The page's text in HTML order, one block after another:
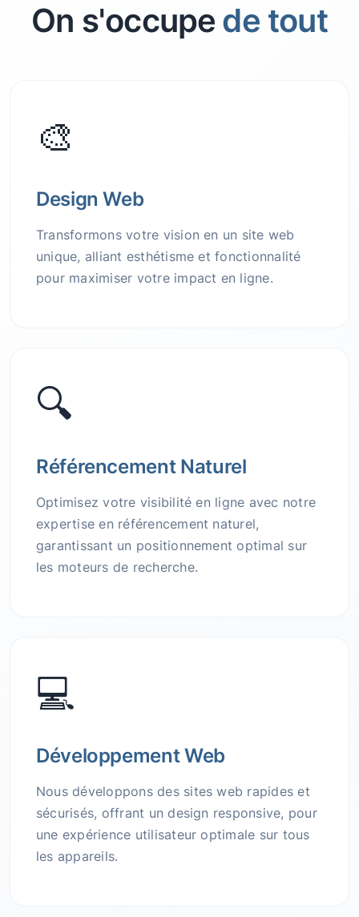
On s'occupe de tout
🎨
Design Web
Transformons votre vision en un site web
unique, alliant esthétisme et fonctionnalité
pour maximiser votre impact en ligne.
🔍
Référencement Naturel
Optimisez votre visibilité en ligne avec notre
expertise en référencement naturel,
garantissant un positionnement optimal sur
les moteurs de recherche.
💻
Développement Web
Nous développons des sites web rapides et
sécurisés, offrant un design responsive, pour
une expérience utilisateur optimale sur tous
les appareils.